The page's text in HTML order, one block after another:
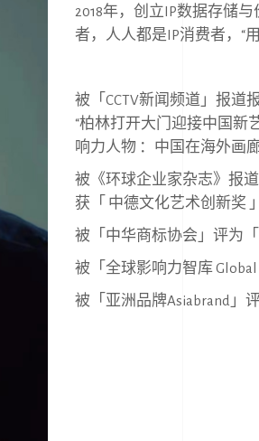
2018年，创⽴IP数据存储与
者，⼈⼈都是IP消费者， “
被「 CCTV新闻频道」报道
“柏林打开⼤门迎接中国新
响⼒⼈物 ：中国在海外画
被《环球企业家杂志》报
获「 中德⽂化艺术创新奖
被「中华商标协会」评为
被「全球影响⼒智库
被「亚洲品牌Asiabrand 」